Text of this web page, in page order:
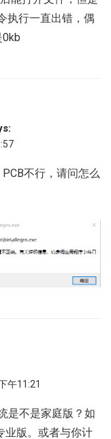
执行一直出错，偶
不行，请问怎么
午11:21
是不是家庭版？如
业版。或者与你计